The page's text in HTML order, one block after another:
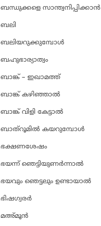
ബന്ധുക്കളെ സാന്ത്വനിപ്പിക്കാന്‍
ബലി
ബലിയറുക്കുമ്പോള്‍
ബഹുഭാര്യാത്വം
ബാങ്ക് – ഇഖാമത്ത്
ബാങ്ക് കഴിഞ്ഞാല്‍
ബാങ്ക് വിളി കേട്ടാല്‍
ബാത്‌റൂമില്‍ കയറുമ്പോള്‍
ഭക്ഷണശേഷം
ഭയന്ന് ഞെട്ടിയുണര്‍ന്നാല്‍
ഭയവും ഞെട്ടലും ഉണ്ടായാല്‍
ഭിഷഗ്വരര്‍
മഅ്മൂന്‍